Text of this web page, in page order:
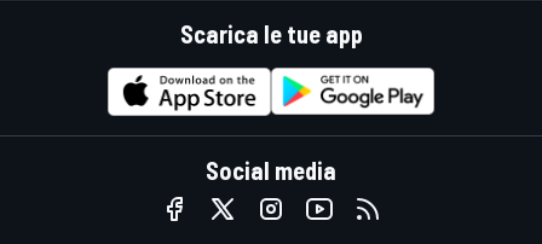
Scarica le tue app
Social media